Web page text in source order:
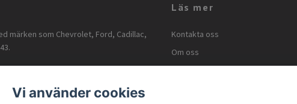
märken som Chevrolet, Ford, Cadillac,
Läs mer
Kontakta oss
Om oss
Vi använder cookies